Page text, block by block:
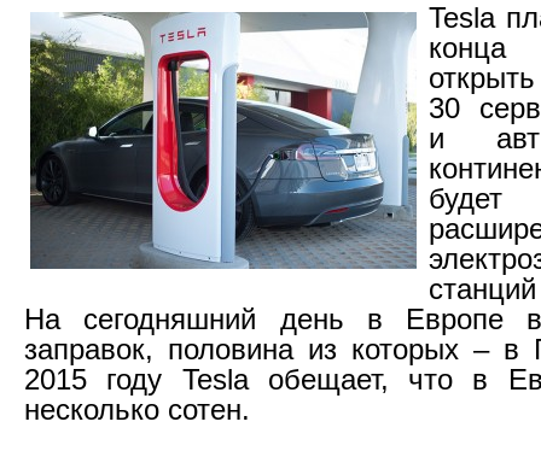
Tesla
30
и
будет
На сегодняшний день в Европе
заправок, половина из которых – в
2015 году Tesla обещает, что в
несколько сотен.